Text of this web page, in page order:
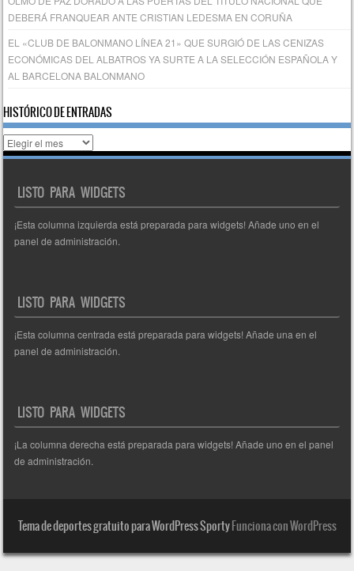
DEBERÁ FRANQUEAR ANTE CRISTIAN LEDESMA EN CORUÑA
EL «CLUB DE BALONMANO LÍNEA 21» QUE SURGIÓ DE LAS CENIZAS
ECONÓMICAS DEL ALBATROS YA SURTE A LA SELECCIÓN ESPAÑOLA Y
AL BARCELONA BALONMANO
HISTÓRICO DE ENTRADAS
Histórico
de
LISTO PARA WIDGETS
¡Esta columna izquierda está preparada para widgets! Añade uno en el
panel de administración.
LISTO PARA WIDGETS
¡Esta columna centrada está preparada para widgets! Añade una en el
panel de administración.
LISTO PARA WIDGETS
¡La columna derecha está preparada para widgets! Añade uno en el panel
de administración.
Tema de deportes gratuito para WordPress SportyFunciona con WordPress